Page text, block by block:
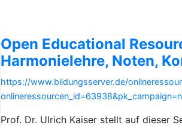
Open Educational
Harmonielehre, Noten,
https://www.bildungsserver.de/
Prof. Dr. Ulrich Kaiser stellt auf dieser